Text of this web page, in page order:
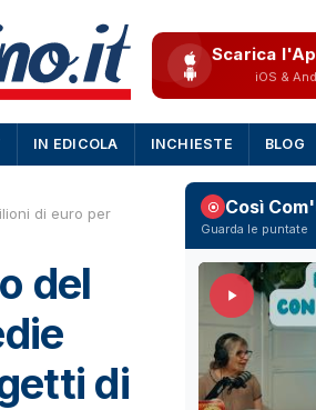
Scarica
iOS &
IN EDICOLA INCHIESTE BLOG
di euro per
del
di
Così
Guarda le puntate